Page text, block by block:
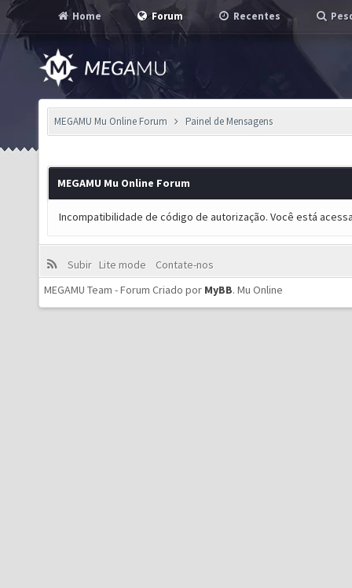
Home Forum Recentes
MEGAMU Mu Online Forum Painel de Mensagens
MEGAMU Mu Online Forum
Incompatibilidade de código de autorização. Você está
Subir Lite mode
Contate-nos
MEGAMU Team - Forum Criado por MyBB. Mu Online